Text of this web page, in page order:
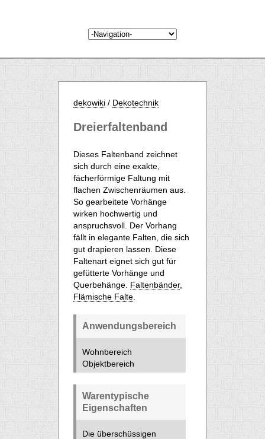
dekowiki / Dekotechnik
Dreierfaltenband
Dieses Faltenband zeichnet
sich durch eine exakte,
fächerförmige Faltung mit
flachen Zwischenräumen aus.
So gearbeitete Vorhänge
wirken hochwertig und
anspruchsvoll. Der Vorhang
fällt in elegante Falten, die sich
gut drapieren lassen. Diese
Faltenart eignet sich gut für
gefütterte Vorhänge und
Querbehänge. Faltenbänder,
Flämische Falte
Anwendungsbereich
Wohnbereich
Objektbereich
Warentypische
Eigenschaften
Die überschüssigen